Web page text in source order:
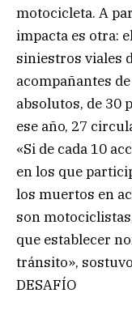
motocicleta. A
impacta es otra:
siniestros viales
acompañantes
absolutos, de 30
ese año, 27
«Si de cada 10
en los que
los muertos en
son
que establecer
tránsito»,
DESAFÍO